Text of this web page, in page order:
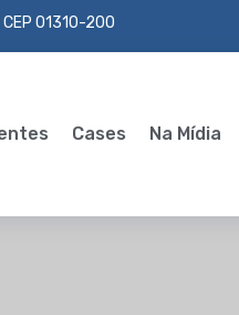
01310-200
Cases Na Mídia